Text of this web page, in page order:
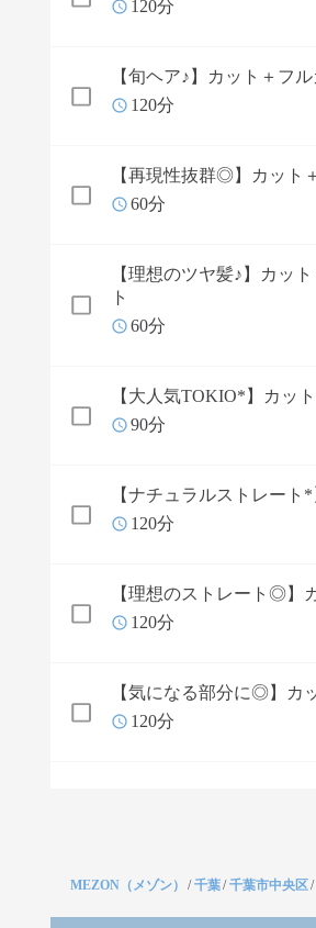
120分
【旬ヘア♪】カット＋フ
120分
【再現性抜群◎】カット
60分
【理想のツヤ髪♪】カッ
ト
60分
【大人気TOKIO*】カッ
90分
【ナチュラルストレート
120分
【理想のストレート◎】
120分
【気になる部分に◎】カ
120分
MEZON（メゾン） /千葉/千葉市中央区/